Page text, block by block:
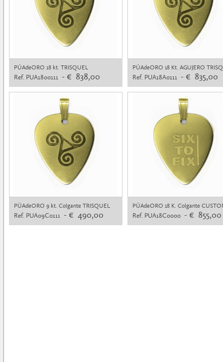
PÚAdeORO 18 kt. TRISQUEL
Ref. PUA1800111 - € 838,00
PÚAdeORO 18 Kt. AGUJERO
Ref. PUA18A0111 - € 835,00
PÚAdeORO 9 kt. Colgante TRISQUEL
Ref. PUA09C0111 - € 490,00
PÚAdeORO 18 K. Colgante
Ref. PUA18C0000 - € 855,00